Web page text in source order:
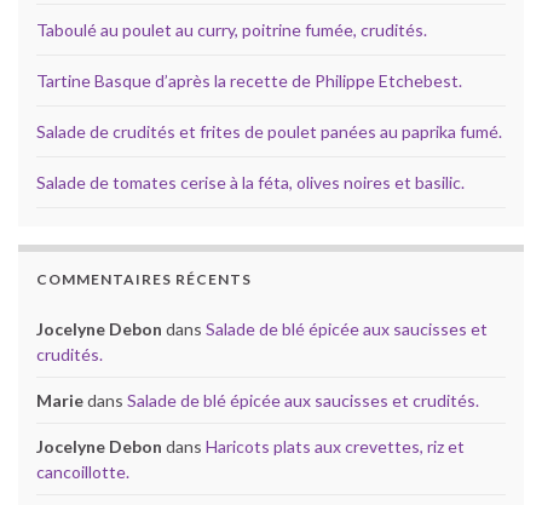
Taboulé au poulet au curry, poitrine fumée, crudités.
Tartine Basque d’après la recette de Philippe Etchebest.
Salade de crudités et frites de poulet panées au paprika fumé.
Salade de tomates cerise à la féta, olives noires et basilic.
COMMENTAIRES RÉCENTS
Jocelyne Debon dans Salade de blé épicée aux saucisses et
crudités.
Mariedans Salade de blé épicée aux saucisses et crudités.
Jocelyne Debon dans Haricots plats aux crevettes, riz et
cancoillotte.